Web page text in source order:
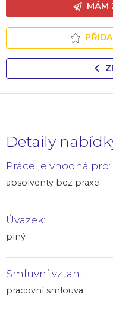
MÁM
Detaily
Práce je vhodná pro:
absolventy bez praxe
Úvazek:
plný
Smluvní vztah:
pracovní smlouva